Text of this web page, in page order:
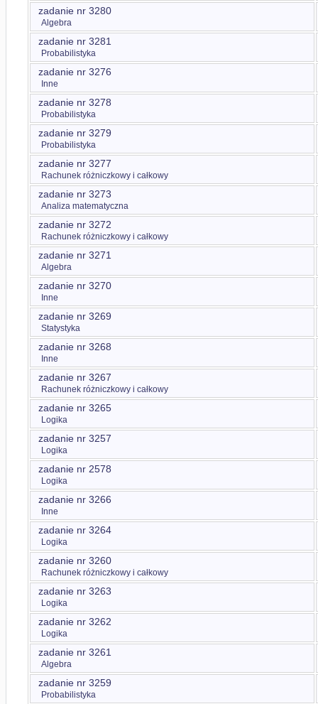
zadanie nr 3280
Algebra
zadanie nr 3281
Probabilistyka
zadanie nr 3276
Inne
zadanie nr 3278
Probabilistyka
zadanie nr 3279
Probabilistyka
zadanie nr 3277
Rachunek różniczkowy i całkowy
zadanie nr 3273
Analiza matematyczna
zadanie nr 3272
Rachunek różniczkowy i całkowy
zadanie nr 3271
Algebra
zadanie nr 3270
Inne
zadanie nr 3269
Statystyka
zadanie nr 3268
Inne
zadanie nr 3267
Rachunek różniczkowy i całkowy
zadanie nr 3265
Logika
zadanie nr 3257
Logika
zadanie nr 2578
Logika
zadanie nr 3266
Inne
zadanie nr 3264
Logika
zadanie nr 3260
Rachunek różniczkowy i całkowy
zadanie nr 3263
Logika
zadanie nr 3262
Logika
zadanie nr 3261
Algebra
zadanie nr 3259
Probabilistyka